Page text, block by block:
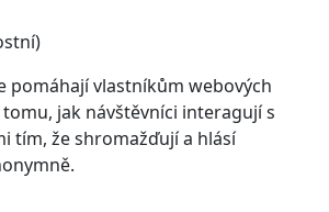
pomáhají vlastníkům webových
jak návštěvníci interagují s
tím, že shromažďují a hlásí